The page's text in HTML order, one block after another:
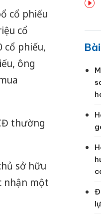
cổ phiếu
cổ
cổ phiếu,
ông
thường
sở hữu
nhận một